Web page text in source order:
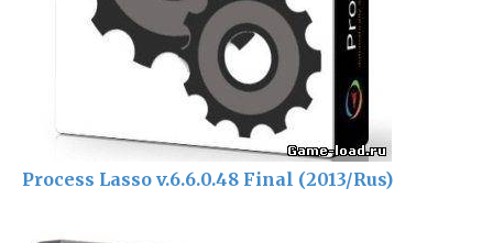
Process Lasso v.6.6.0.48 Final (2013/Rus)